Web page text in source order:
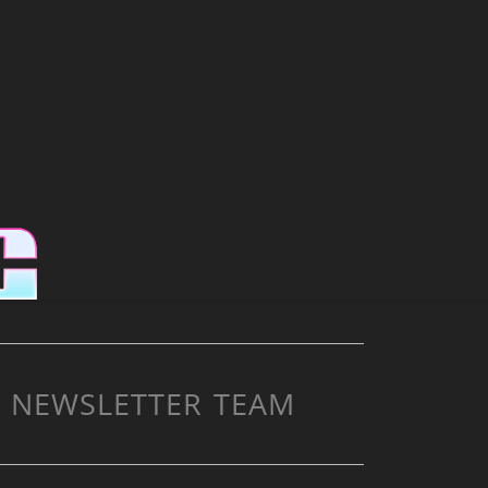
NEWSLETTER TEAM